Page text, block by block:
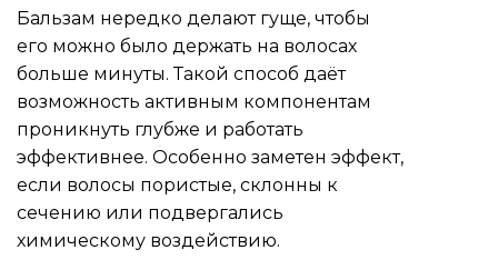
Бальзам нередко делают гуще, чтобы
его можно было держать на волосах
больше минуты. Такой способ даёт
возможность активным компонентам
проникнуть глубже и работать
эффективнее. Особенно заметен эффект,
если волосы пористые, склонны к
сечению или подвергались
химическому воздействию.